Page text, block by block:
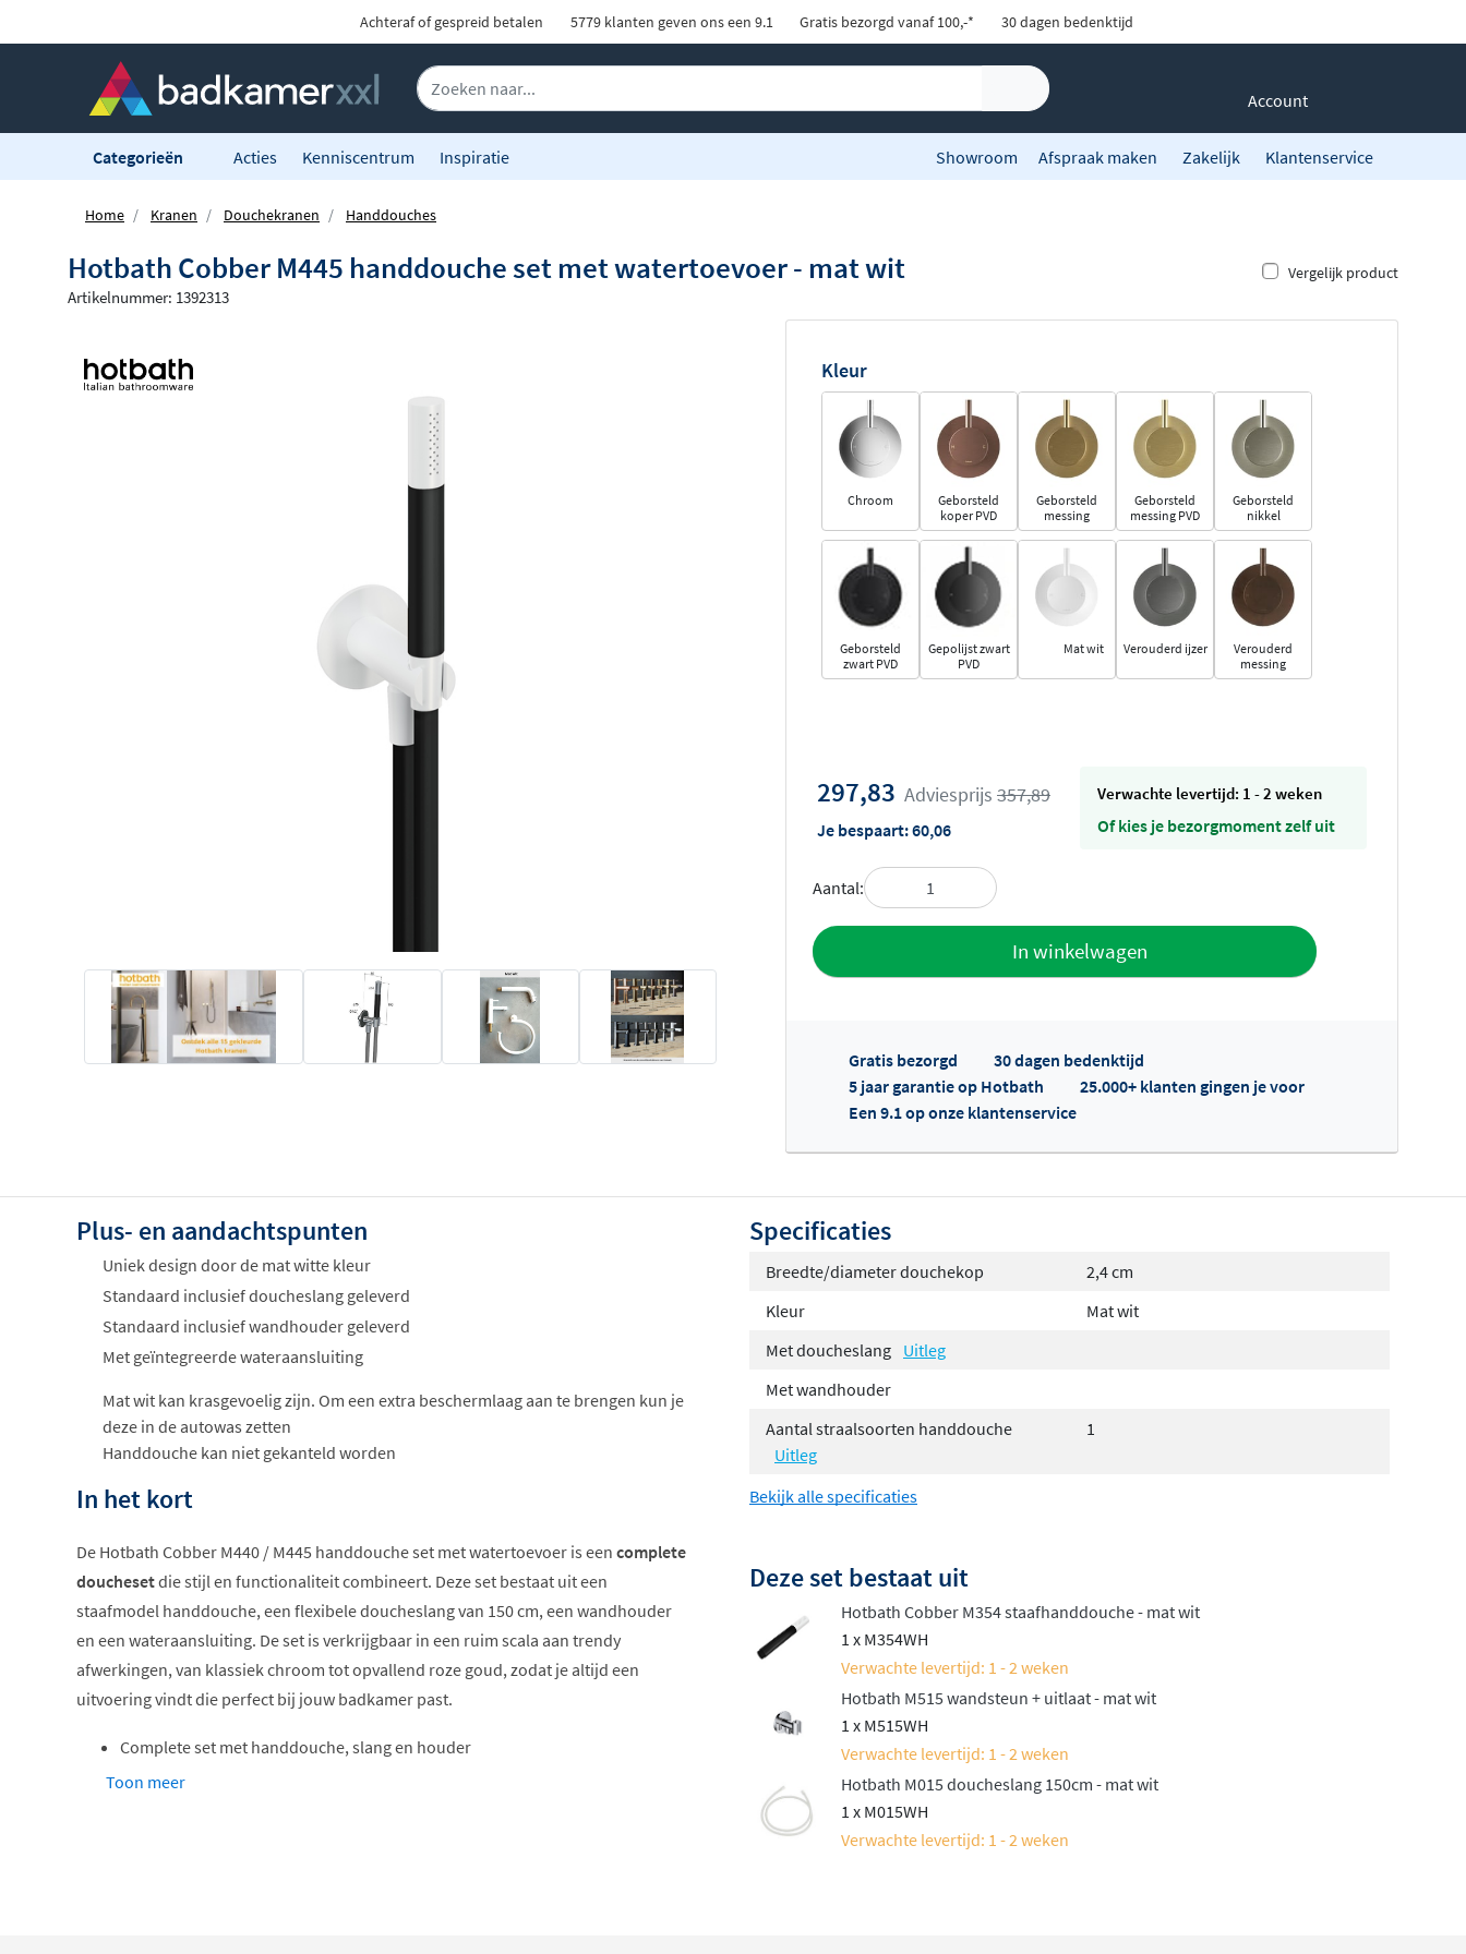
Achteraf of gespreid betalen 5779 klanten geven ons een 9.1 Gratis bezorgd vanaf 100,-* 30 dagen bedenktijd
Account
Categorieën Acties Kenniscentrum Inspiratie Showroom Afspraak maken Zakelijk Klantenservice
Home Kranen Douchekranen Handdouches
Hotbath Cobber M445 handdouche set met watertoevoer - mat wit Vergelijk product
Artikelnummer: 1392313
Kleur
Chroom
Geborsteld
koper PVD
Geborsteld
messing
Geborsteld
messing PVD
Geborsteld
nikkel
Geborsteld
zwart PVD
Gepolijst zwart
PVD
Mat wit Verouderd ijzer
Verouderd
messing
297,83 Adviesprijs 357,89
Je bespaart:60,06
Verwachte levertijd: 1 - 2 weken
Of kies je bezorgmoment zelf uit
Aantal:
In winkelwagen
Toevoegen aan offerte
Offertes ophalen...
Gratis bezorgd
30 dagen bedenktijd
5 jaar garantie op Hotbath
25.000+ klanten gingen je voor
Een 9.1 op onze klantenservice
Plus- en aandachtspunten
Uniek design door de mat witte kleur
Standaard inclusief doucheslang geleverd
Standaard inclusief wandhouder geleverd
Met geïntegreerde wateraansluiting
Mat wit kan krasgevoelig zijn. Om een extra beschermlaag aan te brengen kun je
deze in de autowas zetten
Handdouche kan niet gekanteld worden
In het kort
De Hotbath Cobber M440 / M445 handdouche set met watertoevoer is een complete
douchesetdie stijl en functionaliteit combineert. Deze set bestaat uit een
staafmodel handdouche, een flexibele doucheslang van 150 cm, een wandhouder
en een wateraansluiting. De set is verkrijgbaar in een ruim scala aan trendy
afwerkingen, van klassiek chroom tot opvallend roze goud, zodat je altijd een
uitvoering vindt die perfect bij jouw badkamer past.
Complete set met handdouche, slang en houder
Staafmodel handdouche met 24 mm diameter
Toon meer
Specificaties
Breedte/diameter douchekop
2,4 cm
Kleur
Mat wit
Met doucheslang Uitleg
Met wandhouder
Aantal straalsoorten handdouche
Uitleg
1
Bekijk alle specificaties
Deze set bestaat uit
Hotbath Cobber M354 staafhanddouche - mat wit
1 x M354WH
Verwachte levertijd: 1 - 2 weken
Hotbath M515 wandsteun + uitlaat - mat wit
1 x M515WH
Verwachte levertijd: 1 - 2 weken
Hotbath M015 doucheslang 150cm - mat wit
1 x M015WH
Verwachte levertijd: 1 - 2 weken